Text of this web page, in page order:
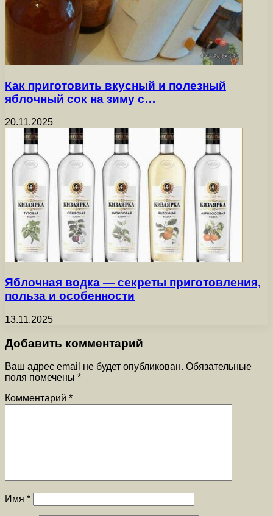
Как приготовить вкусный и полезный
яблочный сок на зиму с…
20.11.2025
Яблочная водка — секреты приготовления,
польза и особенности
13.11.2025
Добавить комментарий
Ваш адрес email не будет опубликован. Обязательные
поля помечены *
Комментарий *
Имя *